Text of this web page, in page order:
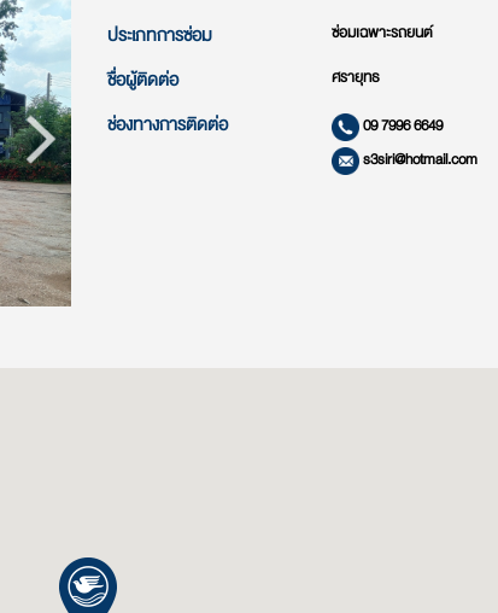
ประเภทการซ่อม ซ่อมเฉพาะรถยนต์
ชื่อผู้ติดต่อ ศรายุทธ
ช่องทางการติดต่อ
09 7996 6649
s3siri@hotmail.com